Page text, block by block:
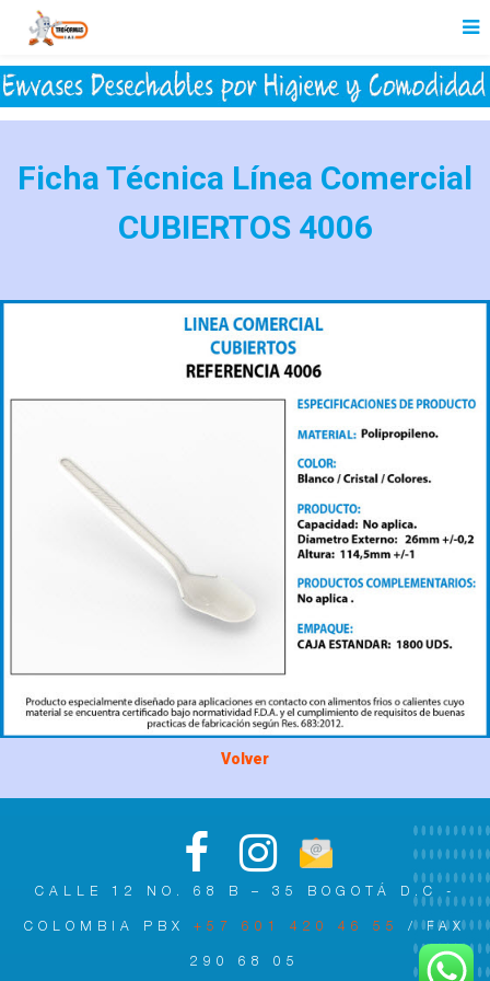
Ficha Técnica Línea Comercial
CUBIERTOS 4006
Volver
CALLE 12 NO. 68 B – 35 BOGOTÁ D.C -
COLOMBIA PBX +57 601 420 46 55 / FAX
290 68 05